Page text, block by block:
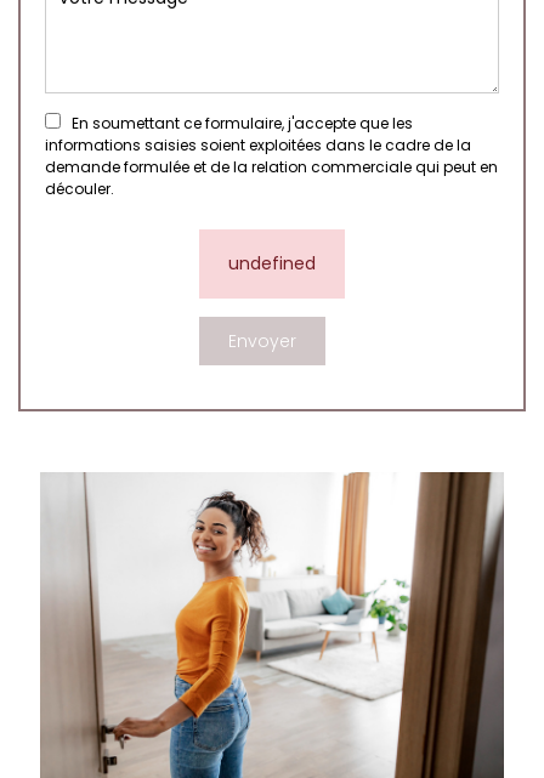
En soumettant ce formulaire, j'accepte que les
informations saisies soient exploitées dans le cadre de la
demande formulée et de la relation commerciale qui peut en
découler.
undefined